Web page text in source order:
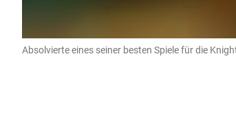
Absolvierte eines seiner besten Spiele für die